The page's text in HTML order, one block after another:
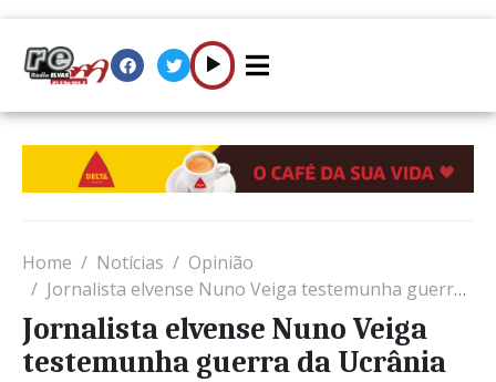
Home Notícias
Opinião
Jornalista elvense Nuno Veiga testemunha guerra da Ucrânia
Jornalista elvense Nuno Veiga
testemunha guerra da Ucrânia